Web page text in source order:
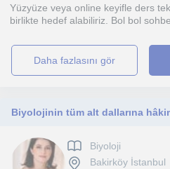
Yüzyüze veya online keyifle ders
birlikte hedef alabiliriz. Bol bol
daha fazlasını gör
Biyoloji
Bakirköy İstanbul